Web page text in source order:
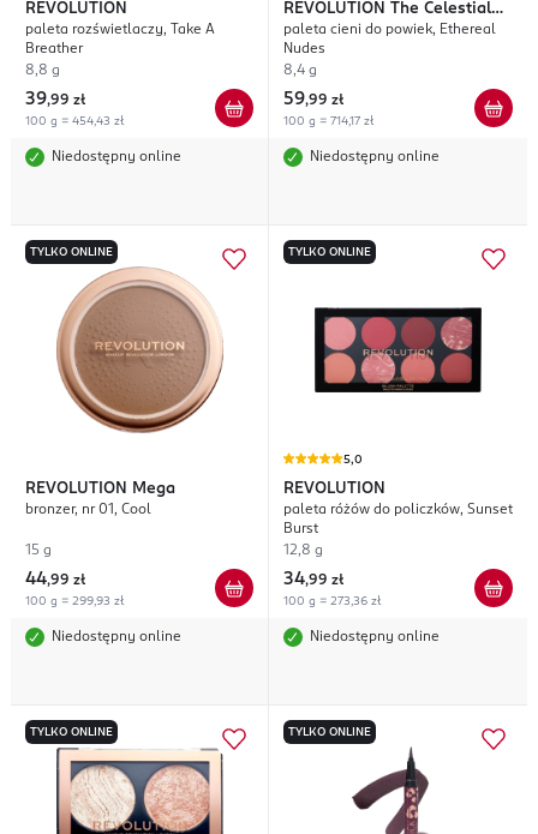
REVOLUTION
paleta rozświetlaczy, Take A
Breather
8,8 g
39,99 zł
100 g = 454,43 zł
Niedostępny online
REVOLUTION
The Celestial
Icon
paleta cieni do powiek, Ethereal
Nudes
8,4 g
59,99 zł
100 g = 714,17 zł
Niedostępny online
TYLKO ONLINE
REVOLUTION Mega
bronzer, nr 01, Cool
15 g
44,99 zł
100 g = 299,93 zł
Niedostępny online
TYLKO ONLINE
5,0
REVOLUTION
paleta różów do policzków, Sunset
Burst
12,8 g
34,99 zł
100 g = 273,36 zł
Niedostępny online
TYLKO ONLINE TYLKO ONLINE